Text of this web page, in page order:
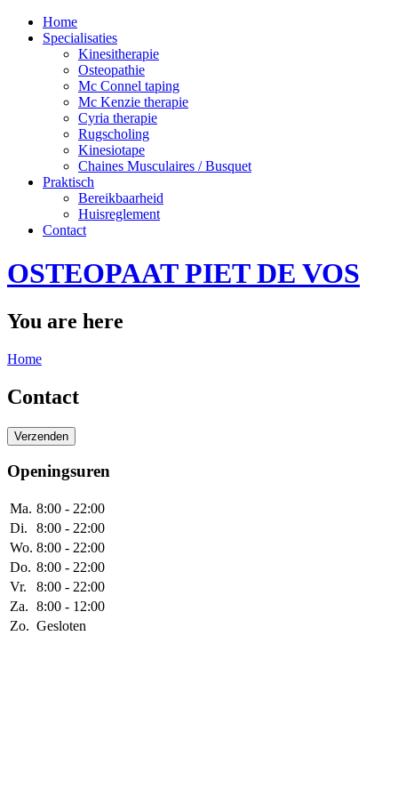
Home
Specialisaties
Kinesitherapie
Osteopathie
Mc Connel taping
Mc Kenzie therapie
Cyria therapie
Rugscholing
Kinesiotape
Chaines Musculaires / Busquet
Praktisch
Bereikbaarheid
Huisreglement
Contact
OSTEOPAAT PIET DE VOS
You are here
Home
Contact
Openingsuren
Ma. 8:00 - 22:00
Di.
8:00 - 22:00
Wo. 8:00 - 22:00
Do. 8:00 - 22:00
Vr.
8:00 - 22:00
Za. 8:00 - 12:00
Zo. Gesloten